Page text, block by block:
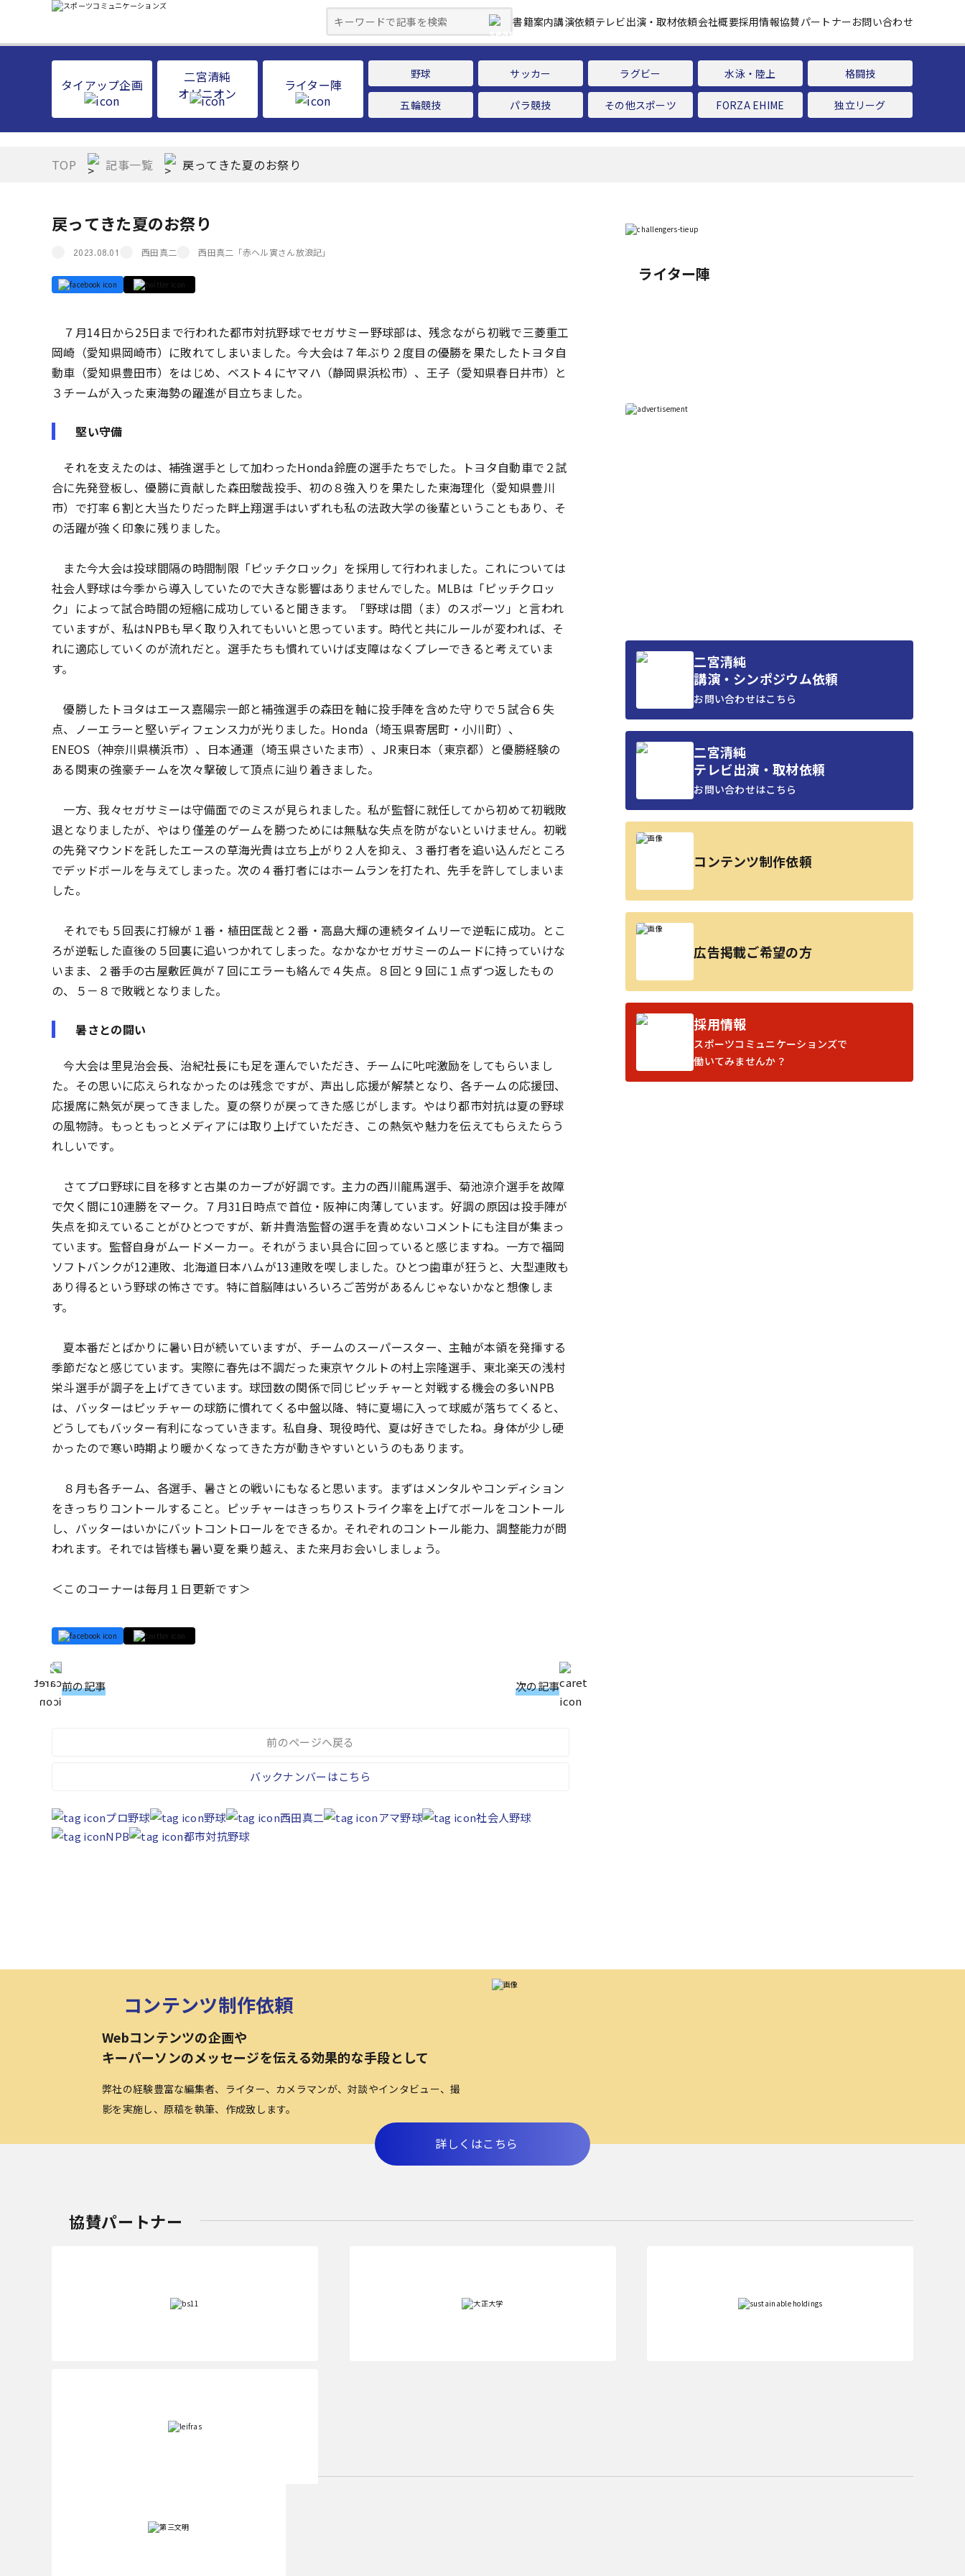
書籍案内講演依頼テレビ出演・取材依頼会社概要採用情報協賛パートナーお問い合わせ
タイアップ企画
二宮清純
オピニオン
ライター陣
野球 サッカー ラグビー 水泳・陸上 格闘技
五輪競技 パラ競技 その他スポーツ FORZA EHIME 独立リーグ
TOP 記事一覧 戻ってきた夏のお祭り
戻ってきた夏のお祭り
2023.08.01 西田真二 西田真二「赤ヘル寅さん放浪記」
７月14日から25日まで行われた都市対抗野球でセガサミー野球部は、残念ながら初戦で三菱重工
岡崎（愛知県岡崎市）に敗れてしまいました。今大会は７年ぶり２度目の優勝を果たしたトヨタ自
動車（愛知県豊田市）をはじめ、ベスト４にヤマハ（静岡県浜松市）、王子（愛知県春日井市）と
３チームが入った東海勢の躍進が目立ちました。
堅い守備
それを支えたのは、補強選手として加わったHonda鈴鹿の選手たちでした。トヨタ自動車で２試
合に先発登板し、優勝に貢献した森田駿哉投手、初の８強入りを果たした東海理化（愛知県豊川
市）で打率６割と大当たりだった畔上翔選手はいずれも私の法政大学の後輩ということもあり、そ
の活躍が強く印象に残りました。
また今大会は投球間隔の時間制限「ピッチクロック」を採用して行われました。これについては
社会人野球は今季から導入していたので大きな影響はありませんでした。MLBは「ピッチクロッ
ク」によって試合時間の短縮に成功していると聞きます。「野球は間（ま）のスポーツ」と言われ
ていますが、私はNPBも早く取り入れてもいいと思っています。時代と共にルールが変われば、そ
れに適応していくのが流れだと。選手たちも慣れていけば支障はなくプレーできると考えていま
す。
優勝したトヨタはエース嘉陽宗一郎と補強選手の森田を軸に投手陣を含めた守りで５試合６失
点、ノーエラーと堅いディフェンス力が光りました。Honda（埼玉県寄居町・小川町）、
ENEOS（神奈川県横浜市）、日本通運（埼玉県さいたま市）、JR東日本（東京都）と優勝経験の
ある関東の強豪チームを次々撃破して頂点に辿り着きました。
一方、我々セガサミーは守備面でのミスが見られました。私が監督に就任してから初めて初戦敗
退となりましたが、やはり僅差のゲームを勝つためには無駄な失点を防がないといけません。初戦
の先発マウンドを託したエースの草海光貴は立ち上がり２人を抑え、３番打者を追い込んだところ
でデッドボールを与えてしまった。次の４番打者にはホームランを打たれ、先手を許してしまいま
した。
それでも５回表に打線が１番・植田匡哉と２番・高島大輝の連続タイムリーで逆転に成功。とこ
ろが逆転した直後の５回裏に追いつかれてしまった。なかなかセガサミーのムードに持っていけな
いまま、２番手の古屋敷匠眞が７回にエラーも絡んで４失点。８回と９回に１点ずつ返したもの
の、５－８で敗戦となりました。
暑さとの闘い
今大会は里見治会長、治紀社長にも足を運んでいただき、チームに𠮟咤激励をしてもらいまし
た。その思いに応えられなかったのは残念ですが、声出し応援が解禁となり、各チームの応援団、
応援席に熱気が戻ってきました。夏の祭りが戻ってきた感じがします。やはり都市対抗は夏の野球
の風物詩。もっともっとメディアには取り上げていただき、この熱気や魅力を伝えてもらえたらう
れしいです。
さてプロ野球に目を移すと古巣のカープが好調です。主力の西川龍馬選手、菊池涼介選手を故障
で欠く間に10連勝をマーク。７月31日時点で首位・阪神に肉薄しています。好調の原因は投手陣が
失点を抑えていることがひとつですが、新井貴浩監督の選手を責めないコメントにも注目が集まっ
ています。監督自身がムードメーカー。それがうまい具合に回っていると感じますね。一方で福岡
ソフトバンクが12連敗、北海道日本ハムが13連敗を喫しました。ひとつ歯車が狂うと、大型連敗も
あり得るという野球の怖さです。特に首脳陣はいろいろご苦労があるんじゃないかなと想像しま
す。
夏本番だとばかりに暑い日が続いていますが、チームのスーパースター、主軸が本領を発揮する
季節だなと感じています。実際に春先は不調だった東京ヤクルトの村上宗隆選手、東北楽天の浅村
栄斗選手が調子を上げてきています。球団数の関係で同じピッチャーと対戦する機会の多いNPB
は、バッターはピッチャーの球筋に慣れてくる中盤以降、特に夏場に入って球威が落ちてくると、
どうしてもバッター有利になっていきます。私自身、現役時代、夏は好きでしたね。身体が少し硬
かったので寒い時期より暖かくなってきた方が動きやすいというのもあります。
８月も各チーム、各選手、暑さとの戦いにもなると思います。まずはメンタルやコンディション
をきっちりコントールすること。ピッチャーはきっちりストライク率を上げてボールをコントール
し、バッターはいかにバットコントロールをできるか。それぞれのコントール能力、調整能力が問
われます。それでは皆様も暑い夏を乗り越え、また来月お会いしましょう。
＜このコーナーは毎月１日更新です＞
前の記事 次の記事
前のページへ戻る
バックナンバーはこちら
プロ野球 野球 西田真二 アマ野球
社会人野球
NPB
都市対抗野球
ライター陣
二宮清純
講演・シンポジウム依頼
お問い合わせはこちら
二宮清純
テレビ出演・取材依頼
お問い合わせはこちら
コンテンツ制作依頼
広告掲載ご希望の方
採用情報
スポーツコミュニケーションズで
働いてみませんか？
コンテンツ制作依頼
Webコンテンツの企画や
キーパーソンのメッセージを伝える効果的な手段として
弊社の経験豊富な編集者、ライター、カメラマンが、対談やインタビュー、撮
影を実施し、原稿を執筆、作成致します。
詳しくはこちら
協賛パートナー